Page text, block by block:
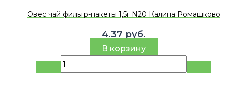
Овес чай фильтр-пакеты 1,5г N20 Калина Ромашково
4.37 руб.
В корзину